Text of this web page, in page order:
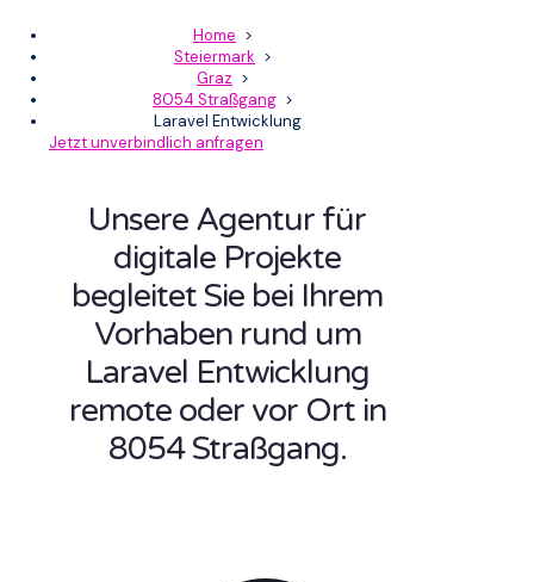
Home >
Steiermark >
Graz >
8054 Straßgang >
Laravel Entwicklung
Jetzt unverbindlich anfragen
Unsere Agentur für
digitale Projekte
begleitet Sie bei Ihrem
Vorhaben rund um
Laravel Entwicklung
remote oder vor Ort in
8054 Straßgang.